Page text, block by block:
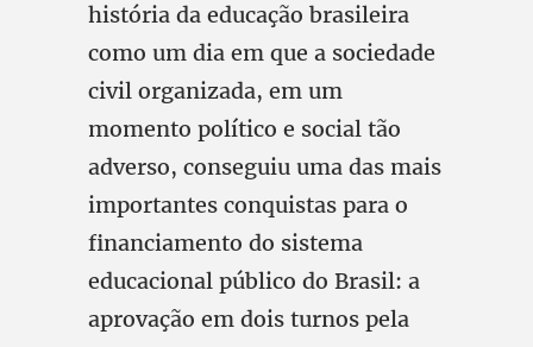
história da educação brasileira
como um dia em que a sociedade
civil organizada, em um
momento político e social tão
adverso, conseguiu uma das mais
importantes conquistas para o
financiamento do sistema
educacional público do Brasil: a
aprovação em dois turnos pela